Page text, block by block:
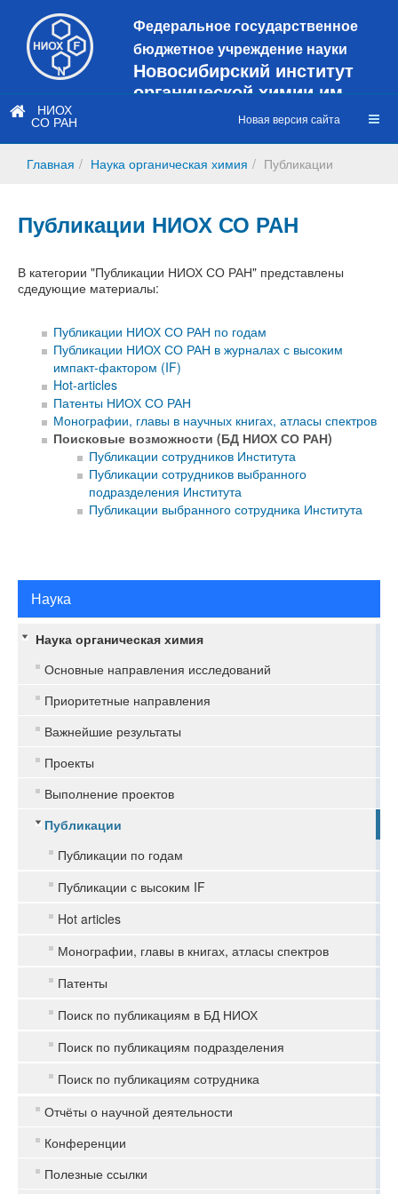
Федеральное государственное
бюджетное учреждение науки
Новосибирский институт
органической химии им.
Н.Н. Ворожцова
сайт
НИОХ
СО РАН Новая версия сайта
Главная Наука органическая химия Публикации
Публикации НИОХ СО РАН
В категории "Публикации НИОХ СО РАН" представлены
сдедующие материалы:
Публикации НИОХ СО РАН по годам
Публикации НИОХ СО РАН в журналах с высоким
импакт-фактором (IF)
Hot-articles
Патенты НИОХ СО РАН
Монографии, главы в научных книгах, атласы спектров
Поисковые возможности (БД НИОХ СО РАН)
Публикации сотрудников Института
Публикации сотрудников выбранного
подразделения Института
Публикации выбранного сотрудника Института
Наука
Наука органическая химия
Основные направления исследований
Приоритетные направления
Важнейшие результаты
Проекты
Выполнение проектов
Публикации
Публикации по годам
Публикации с высоким IF
Hot articles
Монографии, главы в книгах, атласы спектров
Патенты
Поиск по публикациям в БД НИОХ
Поиск по публикациям подразделения
Поиск по публикациям сотрудника
Отчёты о научной деятельности
Конференции
Полезные ссылки